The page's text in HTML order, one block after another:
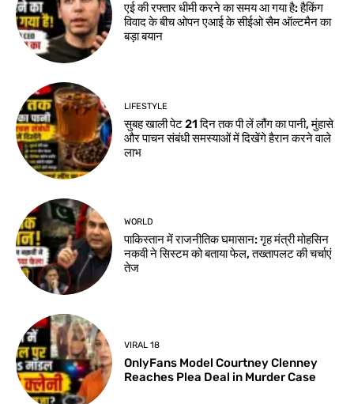
एई की रफ्तार धीमी करने का समय आ गया है: हैकिंग
विवाद के बीच ओपन एआई के सीईओ सैम ऑल्टमैन का
बड़ा बयान
LIFESTYLE
सुबह खाली पेट 21 दिन तक पी लें लौंग का पानी, मुंहासे
और पाचन संबंधी समस्याओं में दिखेंगे हैरान करने वाले
लाभ
WORLD
पाकिस्तान में राजनीतिक घमासान: गृह मंत्री मोहसिन
नकवी ने सिस्टम को बताया फेल, तख्तापलट की चर्चाएं
तेज
VIRAL 18
OnlyFans Model Courtney Clenney
Reaches Plea Deal in Murder Case